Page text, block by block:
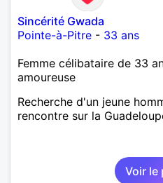
Sincérité Gwada
Pointe-à-Pitre - 33 ans
Femme célibataire de 33
amoureuse
Recherche d'un jeune
rencontre sur la
Voir le